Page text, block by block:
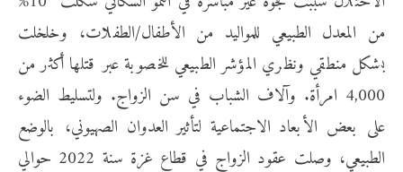
من المعدل الطبيعي للمواليد من الأطفال/الطفلات، وخلخلت
بشكل منطقي ونظري المؤشر الطبيعي للخصوبة عبر قتلها أكثر من
4,000 امرأة. وآلاف الشباب في سن الزواج. ولتسليط الضوء
على بعض الأبعاد الاجتماعية لتأثير العدوان الصهيوني، بالوضع
الطبيعي، وصلت عقود الزواج في قطاع غزة سنة 2022 حوالي